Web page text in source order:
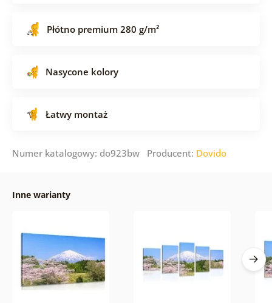
Płótno premium 280 g/m²
Nasycone kolory
Łatwy montaż
Numer katalogowy: do923bw Producent: Dovido
Inne warianty